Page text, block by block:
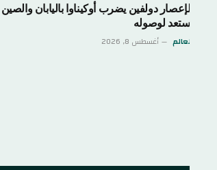
دولفين يضرب أوكيناوا باليابان والصين
لوصوله
أغسطس 8, 2026